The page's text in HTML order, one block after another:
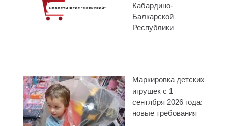
Кабардино-
Балкарской
Республики
Маркировка детских
игрушек с 1
сентября 2026 года:
новые требования